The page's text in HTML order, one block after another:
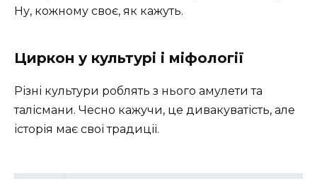
Ну, кожному своє, як кажуть.
Циркон у культурі і міфології
Різні культури роблять з нього амулети та
талісмани. Чесно кажучи, це дивакуватість, але
історія має свої традиції.